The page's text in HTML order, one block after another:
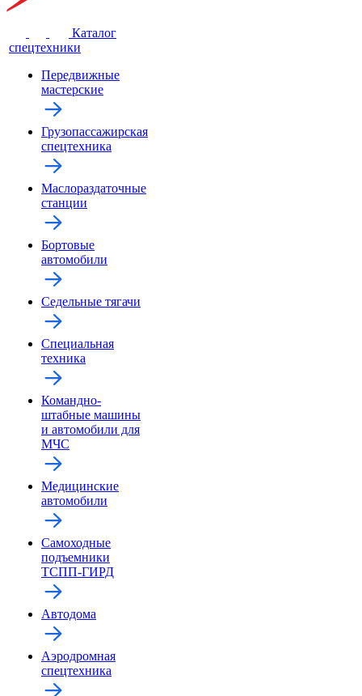
Каталог
спецтехники
Передвижные
мастерские
Грузопассажирская
спецтехника
Маслораздаточные
станции
Бортовые
автомобили
Седельные тягачи
Специальная
техника
Командно-
штабные машины
и автомобили для
МЧС
Медицинские
автомобили
Самоходные
подъемники
ТСПП-ГИРД
Автодома
Аэродромная
спецтехника